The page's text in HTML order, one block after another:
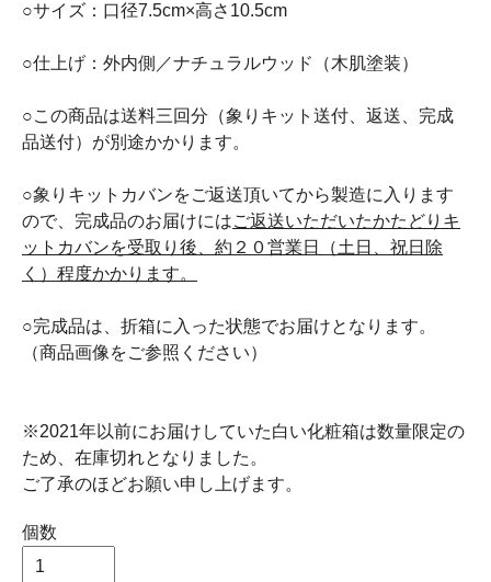
○サイズ：口径7.5cm×高さ10.5cm
○仕上げ：外内側／ナチュラルウッド（木肌塗装）
○この商品は送料三回分（象りキット送付、返送、完成
品送付）が別途かかります。
○象りキットカバンをご返送頂いてから製造に入ります
ので、完成品のお届けにはご返送いただいたかたどりキ
ットカバンを受取り後、約２０営業日（土日、祝日除
く）程度かかります。
○完成品は、折箱に入った状態でお届けとなります。
（商品画像をご参照ください）
※2021年以前にお届けしていた白い化粧箱は数量限定の
ため、在庫切れとなりました。
ご了承のほどお願い申し上げます。
個数